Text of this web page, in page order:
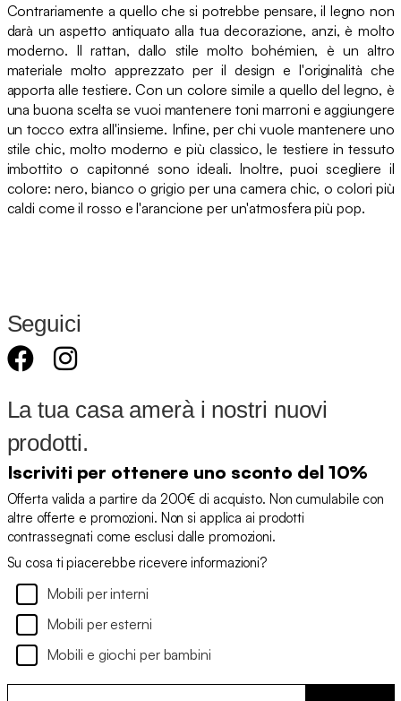
Contrariamente a quello che si potrebbe pensare, il legno non
darà un aspetto antiquato alla tua decorazione, anzi, è molto
moderno. Il rattan, dallo stile molto bohémien, è un altro
materiale molto apprezzato per il design e l'originalità che
apporta alle testiere. Con un colore simile a quello del legno, è
una buona scelta se vuoi mantenere toni marroni e aggiungere
un tocco extra all'insieme. Infine, per chi vuole mantenere uno
stile chic, molto moderno e più classico, le testiere in tessuto
imbottito o capitonné sono ideali. Inoltre, puoi scegliere il
colore: nero, bianco o grigio per una camera chic, o colori più
caldi come il rosso e l'arancione per un'atmosfera più pop.
Seguici
La tua casa amerà i nostri nuovi
prodotti.
Iscriviti per ottenere uno sconto del 10%
Offerta valida a partire da 200€ di acquisto. Non cumulabile con
altre offerte e promozioni. Non si applica ai prodotti
contrassegnati come esclusi dalle promozioni.
Su cosa ti piacerebbe ricevere informazioni?
Mobili per interni
Mobili per esterni
Mobili e giochi per bambini